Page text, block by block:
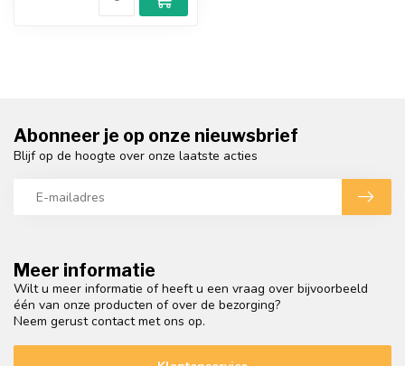
Meer informatie
Wilt u meer informatie of heeft u een vraag over bijvoorbeeld
één van onze producten of over de bezorging?
Neem gerust contact met ons op.
Abonneer je op onze nieuwsbrief
Blijf op de hoogte over onze laatste acties